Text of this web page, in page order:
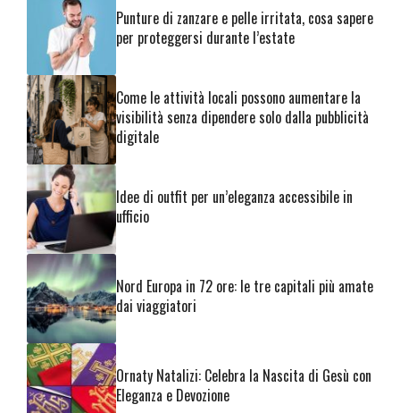
Punture di zanzare e pelle irritata, cosa sapere
per proteggersi durante l’estate
Come le attività locali possono aumentare la
visibilità senza dipendere solo dalla pubblicità
digitale
Idee di outfit per un’eleganza accessibile in
ufficio
Nord Europa in 72 ore: le tre capitali più amate
dai viaggiatori
Ornaty Natalizi: Celebra la Nascita di Gesù con
Eleganza e Devozione